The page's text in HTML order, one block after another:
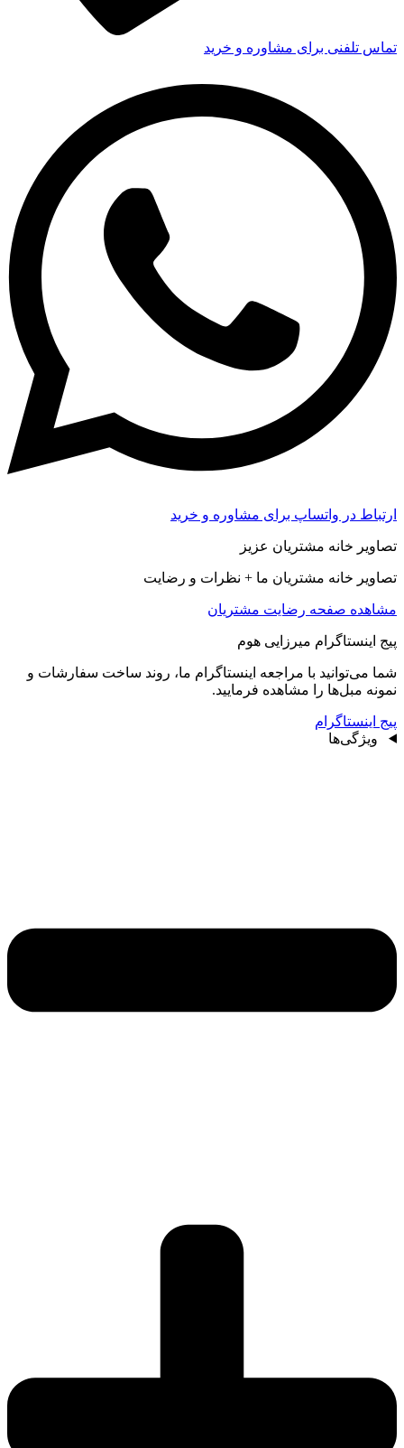
تماس تلفنی برای مشاوره و خرید
ارتباط در واتساپ برای مشاوره و خرید
تصاویر خانه مشتریان عزیز
تصاویر خانه مشتریان ما + نظرات و رضایت
مشاهده صفحه رضايت مشتريان
پیج اینستاگرام میرزایی هوم
شما می‌توانید با مراجعه اینستاگرام ما، روند ساخت سفارشات و
نمونه مبل‌ها را مشاهده فرمایید.
پیج اینستاگرام
ویژگی‌ها